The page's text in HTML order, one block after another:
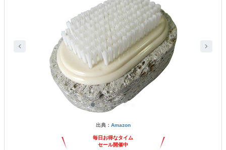
出典： Amazon
毎日お得なタイム
セール開催中